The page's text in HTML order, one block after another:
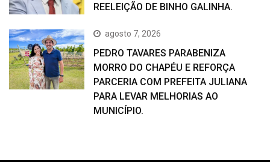
REELEIÇÃO DE BINHO GALINHA.
agosto 7, 2026
PEDRO TAVARES PARABENIZA
MORRO DO CHAPÉU E REFORÇA
PARCERIA COM PREFEITA JULIANA
PARA LEVAR MELHORIAS AO
MUNICÍPIO.